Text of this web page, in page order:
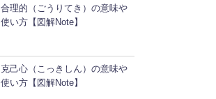
合理的（ごうりてき）の意味や
使い方【図解Note】
克己心（こっきしん）の意味や
使い方【図解Note】